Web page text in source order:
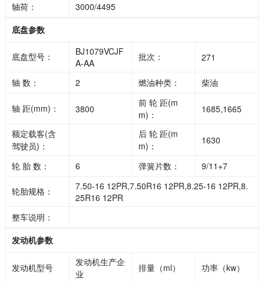
轴荷：
3000/4495
底盘参数
底盘型号：
BJ1079VCJF
A-AA
批次： 271
轴 数： 2 燃油种类： 柴油
轴 距(mm)： 3800
前 轮 距(m
m)：
1685,1665
额定载客(含
驾驶员)：
后 轮 距(m
m)：
1630
轮 胎 数： 6 弹簧片数： 9/11+7
轮胎规格：
7.50-16 12PR,7.50R16 12PR,8.25-16 12PR,8.
25R16 12PR
整车说明：
发动机参数
发动机型号
发动机生产企
业
排量（ml） 功率（kw）